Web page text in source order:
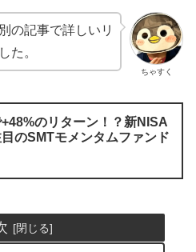
ちゃすく
の記事で詳しいリ
た。
のリターン！？新NISA
のSMTモメンタムファンド